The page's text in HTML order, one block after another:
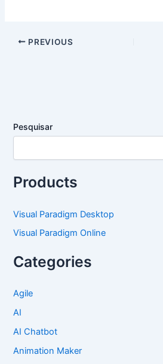
PREVIOUS
Pesquisar
Products
Visual Paradigm Desktop
Visual Paradigm Online
Categories
Agile
AI
AI Chatbot
Animation Maker